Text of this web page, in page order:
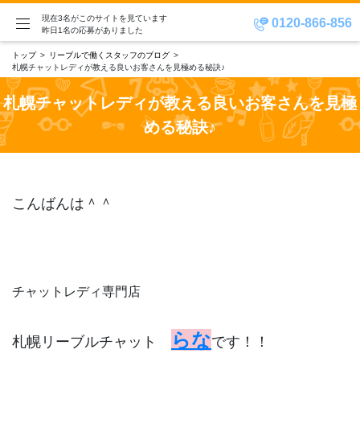
0120-866-856
現在3名がこのサイトを見ています
昨日1名の応募がありました
トップ
リーブルで働くスタッフのブログ
札幌チャットレディが教える良いお客さんを見極める秘訣♪
札幌チャットレディが教える良いお客さんを見極
める秘訣♪
こんばんは＾＾
チャットレディ専門店
札幌リーブルチャット らなです！！